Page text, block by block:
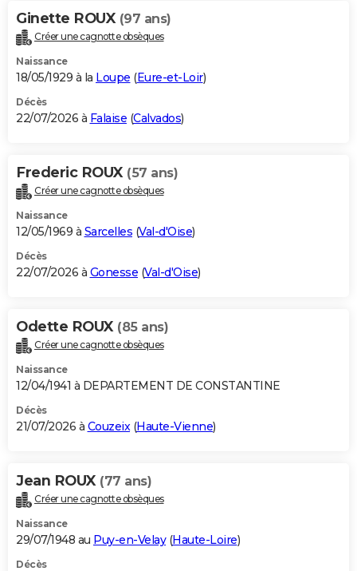
Ginette ROUX (97 ans)
Créer une cagnotte obsèques
Naissance
18/05/1929 à la Loupe (Eure-et-Loir)
Décès
22/07/2026 à Falaise (Calvados)
Frederic ROUX (57 ans)
Créer une cagnotte obsèques
Naissance
12/05/1969 à Sarcelles (Val-d'Oise)
Décès
22/07/2026 à Gonesse (Val-d'Oise)
Odette ROUX (85 ans)
Créer une cagnotte obsèques
Naissance
12/04/1941 à DEPARTEMENT DE CONSTANTINE
Décès
21/07/2026 à Couzeix(Haute-Vienne)
Jean ROUX (77 ans)
Créer une cagnotte obsèques
Naissance
29/07/1948 au Puy-en-Velay(Haute-Loire)
Décès